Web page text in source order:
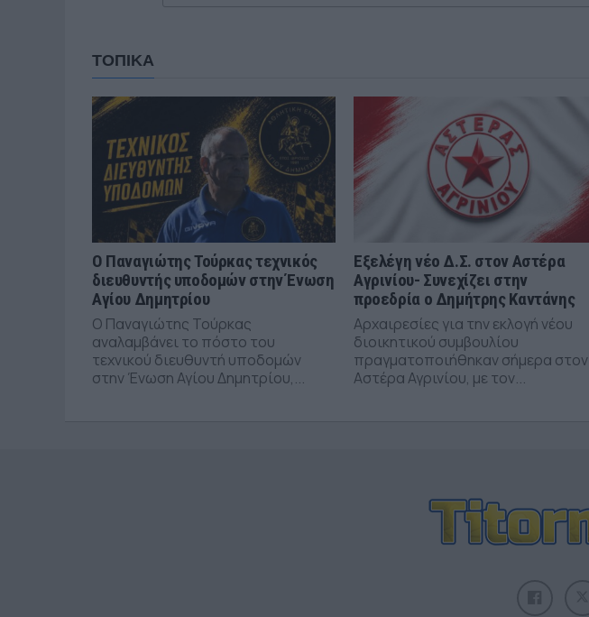
ΤΟΠΙΚΑ
Ο Παναγιώτης Τούρκας τεχνικός
διευθυντής υποδομών στην Ένωση
Αγίου Δημητρίου
Ο Παναγιώτης Τούρκας
αναλαμβάνει το πόστο του
τεχνικού διευθυντή υποδομών
στην Ένωση Αγίου Δημητρίου,...
Εξελέγη νέο Δ.Σ. στον Αστέρα
Αγρινίου- Συνεχίζει στην
προεδρία ο Δημήτρης Καντάνης
Αρχαιρεσίες για την εκλογή νέου
διοικητικού συμβουλίου
πραγματοποιήθηκαν σήμερα στον
Αστέρα Αγρινίου, με τον...